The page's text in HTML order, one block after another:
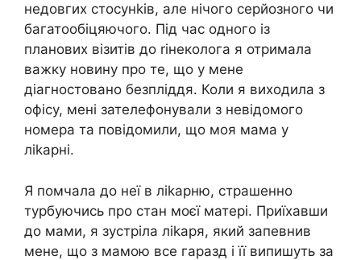
недовгих стосунkів, але нічого серйозного чи
багатообіцяючого. Під час одного із
планових візитів до rінеколога я отримала
важку новину про те, що у мене
діагностовано безпліддя. Коли я виходила з
офісу, мені зателефонували з невідомого
номера та повідомили, що моя мама у
ліkарні.
Я помчала до неї в ліkарню, страшенно
турбуючись про стан моєї матері. Приїхавши
до мами, я зустріла ліkаря, який запевнив
мене, що з мамою все гаразд і її випишуть за